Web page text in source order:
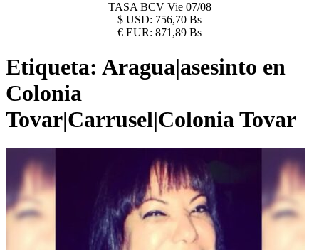
TASA BCV Vie 07/08
$ USD: 756,70 Bs
€ EUR: 871,89 Bs
Etiqueta: Aragua|asesinto en
Colonia
Tovar|Carrusel|Colonia Tovar